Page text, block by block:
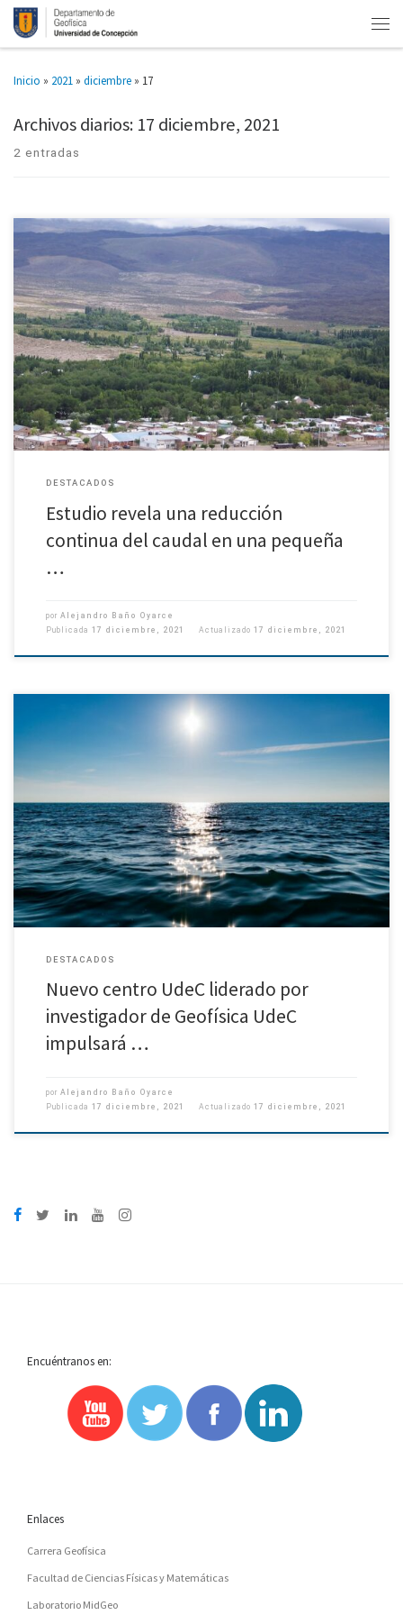
Inicio » 2021 » diciembre » 17
Archivos diarios: 17 diciembre, 2021
2 entradas
Situación del Estero Batuco puede ser extrapolada a la zona central de
Chile. Trabajo multidisciplinario liderado por estudiante de Geofísica de la
Universidad de Concepción modeló el caudal desde 1975 […]
DESTACADOS
Estudio revela una reducción
continua del caudal en una pequeña
…
por Alejandro Baño Oyarce
Publicada 17 diciembre, 2021 Actualizado 17 diciembre, 2021
Facultad de Ciencias Físicas y Matemáticas encabeza propuesta
tecnológica que permitirá a científicos de Chile y de otros países de la […]
DESTACADOS
Nuevo centro UdeC liderado por
investigador de Geofísica UdeC
impulsará …
por Alejandro Baño Oyarce
Publicada 17 diciembre, 2021 Actualizado 17 diciembre, 2021
Encuéntranos en:
Enlaces
Carrera Geofísica
Facultad de Ciencias Físicas y Matemáticas
Laboratorio MidGeo